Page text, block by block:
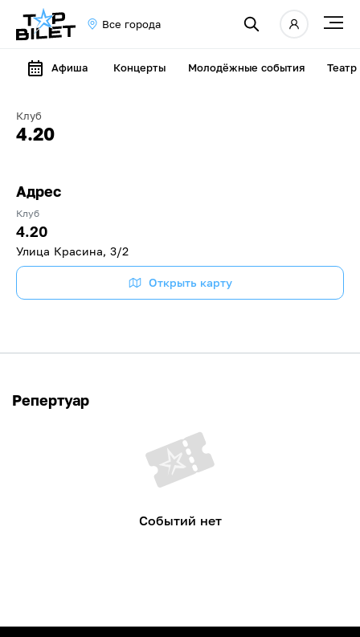
Все города
Афиша Концерты Молодёжные события Театр
Клуб
4.20
Адрес
Клуб
4.20
Улица Красина, 3/2
Открыть карту
Репертуар
Событий нет